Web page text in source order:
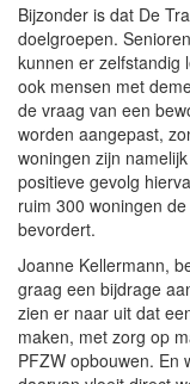
Bijzonder is dat De
doelgroepen.
kunnen er zelfstandig
ook mensen met
de vraag van een
worden aangepast,
woningen zijn
positieve gevolg
ruim 300 woningen
bevordert.
Joanne Kellermann,
graag een bijdrage
zien er naar uit dat
maken, met zorg op
PFZW opbouwen. En